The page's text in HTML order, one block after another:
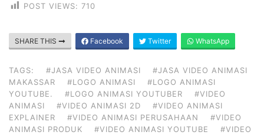
POST VIEWS: 710
SHARE THIS Facebook Twitter WhatsApp
TAGS: #JASA VIDEO ANIMASI
#JASA VIDEO ANIMASI
MAKASSAR
#LOGO ANIMASI
#LOGO ANIMASI
YOUTUBE.
#LOGO ANIMASI YOUTUBER
#VIDEO
ANIMASI
#VIDEO ANIMASI 2D
#VIDEO ANIMASI
EXPLAINER
#VIDEO ANIMASI PERUSAHAAN
#VIDEO
ANIMASI PRODUK
#VIDEO ANIMASI YOUTUBE
#VIDEO